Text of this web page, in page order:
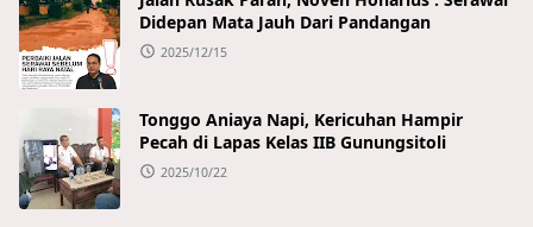
Didepan Mata Jauh Dari Pandangan
2025/12/15
Tonggo Aniaya Napi, Kericuhan Hampir
Pecah di Lapas Kelas IIB Gunungsitoli
2025/10/22